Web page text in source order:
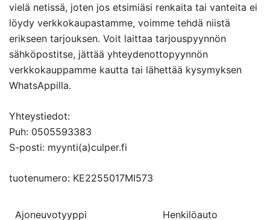
vielä netissä, joten jos etsimiäsi renkaita tai vanteita ei
löydy verkkokaupastamme, voimme tehdä niistä
erikseen tarjouksen. Voit laittaa tarjouspyynnön
sähköpostitse, jättää yhteydenottopyynnön
verkkokauppamme kautta tai lähettää kysymyksen
WhatsAppilla.
Yhteystiedot:
Puh: 0505593383
S-posti: myynti(a)culper.fi
tuotenumero: KE2255017MI573
Ajoneuvotyyppi Henkilöauto